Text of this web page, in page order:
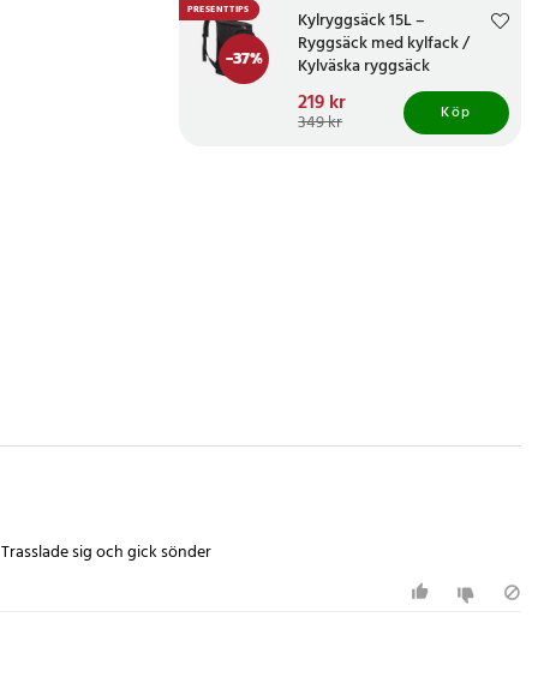
-37%
PRESENTTIPS
Kylryggsäck 15L –
Ryggsäck med kylfack /
Kylväska ryggsäck
Nuvarande pris:
219 krTidigare pris 349 kr
219 kr
349 kr Köp
sig och gick sönder